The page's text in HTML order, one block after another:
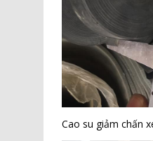
Cao su giảm chấn